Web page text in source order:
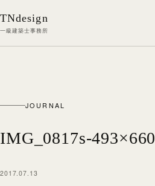
TNdesign
一級建築士事務所
JOURNAL
IMG_0817s-493×660
2017.07.13